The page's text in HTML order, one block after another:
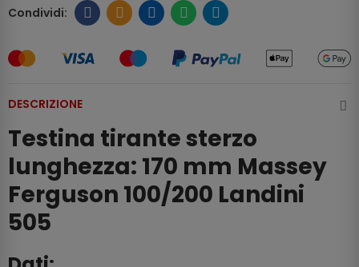
DESCRIZIONE
Testina tirante sterzo
lunghezza: 170 mm Massey
Ferguson 100/200 Landini
505